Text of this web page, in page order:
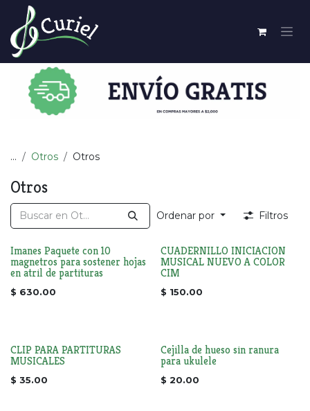
Ir al contenido
... Otros Otros
Otros
Ordenar por Filtros
Imanes Paquete con 10
magnetros para sostener hojas
en atril de partituras
$ 630.00
CUADERNILLO INICIACION
MUSICAL NUEVO A COLOR
CIM
$ 150.00
CLIP PARA PARTITURAS
MUSICALES
$ 35.00
Cejilla de hueso sin ranura
para ukulele
$ 20.00